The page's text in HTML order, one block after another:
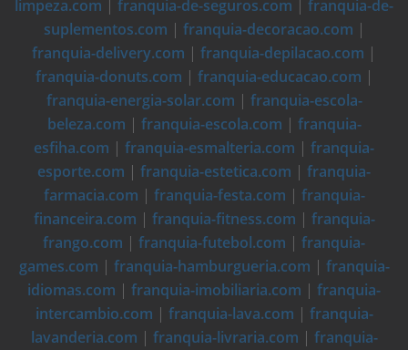
limpeza.com | franquia-de-seguros.com | franquia-de-
suplementos.com | franquia-decoracao.com |
franquia-delivery.com | franquia-depilacao.com |
franquia-donuts.com | franquia-educacao.com |
franquia-energia-solar.com | franquia-escola-
beleza.com | franquia-escola.com | franquia-
esfiha.com | franquia-esmalteria.com | franquia-
esporte.com | franquia-estetica.com | franquia-
farmacia.com | franquia-festa.com | franquia-
financeira.com | franquia-fitness.com | franquia-
frango.com | franquia-futebol.com | franquia-
games.com | franquia-hamburgueria.com | franquia-
idiomas.com | franquia-imobiliaria.com | franquia-
intercambio.com | franquia-lava.com | franquia-
lavanderia.com | franquia-livraria.com | franquia-